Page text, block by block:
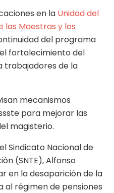
en la Unidad del
las Maestras y los
del programa
fortalecimiento del
trabajadores de la
mecanismos
para mejorar las
magisterio.
Sindicato Nacional de
(SNTE), Alfonso
en la desaparición de la
al régimen de pensiones